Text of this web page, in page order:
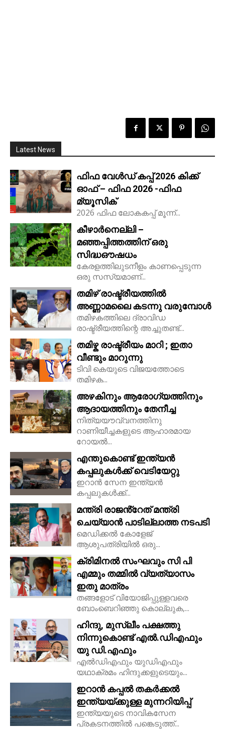
Latest News
ഫിഫ വേൾഡ് കപ്പ് 2026 കിക്ക്‌
ഓഫ് – ഫിഫ 2026 -ഫിഫ
മ്യൂസിക്
2026 ഫിഫ ലോകകപ്പ് മൂന്ന്...
കീഴാർനെല്ലി –
മഞ്ഞപ്പിത്തത്തിന് ഒരു
സിദ്ധഔഷധം
കേരളത്തിലുടനീളം കാണപ്പെടുന്ന
ഒരു സസ്യമാണ്...
തമിഴ് രാഷ്ട്രീയത്തിൽ
അണ്ണാമലൈ കടന്നു വരുമ്പോൾ
തമിഴകത്തിലെ ദ്രാവിഡ
രാഷ്ട്രീയത്തിന്റെ അച്ചുതണ്ട്...
തമിഴ്ക രാഷ്ട്രീയം മാറി ; ഇതാ
വീണ്ടും മാറുന്നു
ടിവി കെയുടെ വിജയത്തോടെ
തമിഴക...
അഴകിനും ആരോഗ്യത്തിനും
ആദായത്തിനും തേനീച്ച
നിത്യയൗവ്വനത്തിനു
റാണിയീച്ചകളുടെ ആഹാരമായ
റോയല്‍...
എന്തുകൊണ്ട് ഇന്ത്യൻ
കപ്പലുകൾക്ക് വെടിയേറ്റു
ഇറാൻ സേന ഇന്ത്യൻ
കപ്പലുകൾക്ക്...
മന്ത്രി രാജൻ്റേത് മന്ത്രി
ചെയ്യാൻ പാടില്ലാത്ത നടപടി
മെഡിക്കൽ കോളേജ്
ആശുപത്രിയിൽ ഒരു...
ക്രിമിനൽ സംഘവും സി പി
എമ്മും തമ്മിൽ വ്യത്യാസം
ഇതു മാത്രം
തങ്ങളോട് വിയോജിപ്പുള്ളവരെ
ബോംബെറിഞ്ഞു കൊല്ലുക,...
ഹിന്ദു, മുസ്ലീം പക്ഷത്തു
നിന്നുകൊണ്ട് എൽ.ഡിഎഫും
യു ഡി.എഫും
എൽഡിഎഫും യുഡിഎഫും
യഥാക്രമം ഹിന്ദുക്കളുടെയും...
ഇറാൻ കപ്പൽ തകർക്കൽ
ഇന്ത്യയ്ക്കുള്ള മുന്നറിയിപ്പ്
ഇന്ത്യയുടെ നാവികസേന
പ്രകടനത്തിൽ പങ്കെടുത്ത്...